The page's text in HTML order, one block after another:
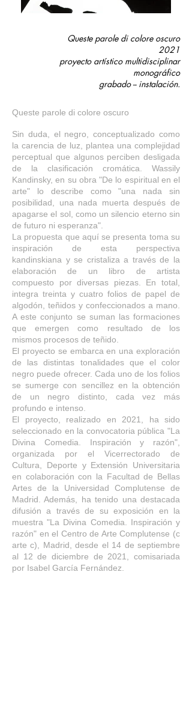
Queste parole di colore oscuro
2021
proyecto artístico multidisciplinar
monográfico
grabado -- instalación.
Queste parole di colore oscuro
Sin duda, el negro, conceptualizado como
la carencia de luz, plantea una complejidad
perceptual que algunos perciben desligada
de la clasificación cromática. Wassily
Kandinsky, en su obra "De lo espiritual en el
arte" lo describe como "una nada sin
posibilidad, una nada muerta después de
apagarse el sol, como un silencio eterno sin
de futuro ni esperanza".
La propuesta que aquí se presenta toma su
inspiración de esta perspectiva
kandinskiana y se cristaliza a través de la
elaboración de un libro de artista
compuesto por diversas piezas. En total,
integra treinta y cuatro folios de papel de
algodón, teñidos y confeccionados a mano.
A este conjunto se suman las formaciones
que emergen como resultado de los
mismos procesos de teñido.
El proyecto se embarca en una exploración
de las distintas tonalidades que el color
negro puede ofrecer. Cada uno de los folios
se sumerge con sencillez en la obtención
de un negro distinto, cada vez más
profundo e intenso.
El proyecto, realizado en 2021, ha sido
seleccionado en la convocatoria pública "La
Divina Comedia. Inspiración y razón",
organizada por el Vicerrectorado de
Cultura, Deporte y Extensión Universitaria
en colaboración con la Facultad de Bellas
Artes de la Universidad Complutense de
Madrid. Además, ha tenido una destacada
difusión a través de su exposición en la
muestra "La Divina Comedia. Inspiración y
razón" en el Centro de Arte Complutense (c
arte c), Madrid, desde el 14 de septiembre
al 12 de diciembre de 2021, comisariada
por Isabel García Fernández.